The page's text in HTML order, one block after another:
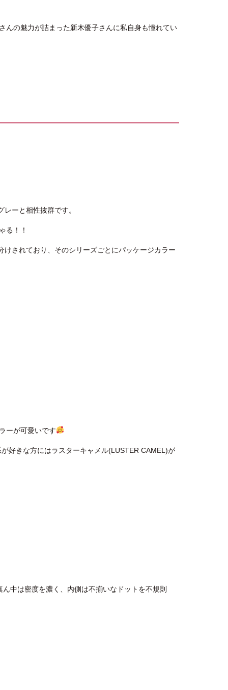
んの魅力が詰まった新木優子さんに私自身も憧れてい
ーと相性抜群です。
る！！
されており、そのシリーズごとにパッケージカラー
ーが可愛いです
好きな方にはラスターキャメル(LUSTER CAMEL)が
中は密度を濃く、内側は不揃いなドットを不規則